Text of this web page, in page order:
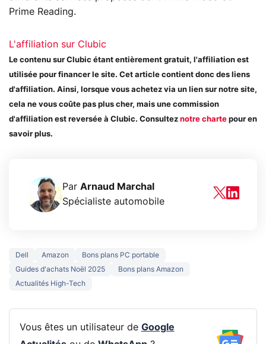
Prime Reading.
L'affiliation sur Clubic
Le contenu sur Clubic étant entièrement gratuit, l'affiliation est
utilisée pour financer le site. Cet article contient donc des liens
d'affiliation. Ainsi, lorsque vous achetez via un lien sur notre site,
cela ne vous coûte pas plus cher, mais une commission
d'affiliation est reversée à Clubic. Consultez notre charte pour en
savoir plus.
Par Arnaud Marchal
Spécialiste automobile
Dell Amazon
Bons plans PC portable
Guides d'achats Noël 2025
Bons plans Amazon
Actualités High-Tech
Vous êtes un utilisateur de Google